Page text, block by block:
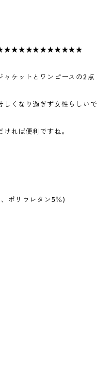
ャケットとワンピースの2点
しくなり過ぎず女性らしいで
れば便利ですね。
ポリウレタン5％)